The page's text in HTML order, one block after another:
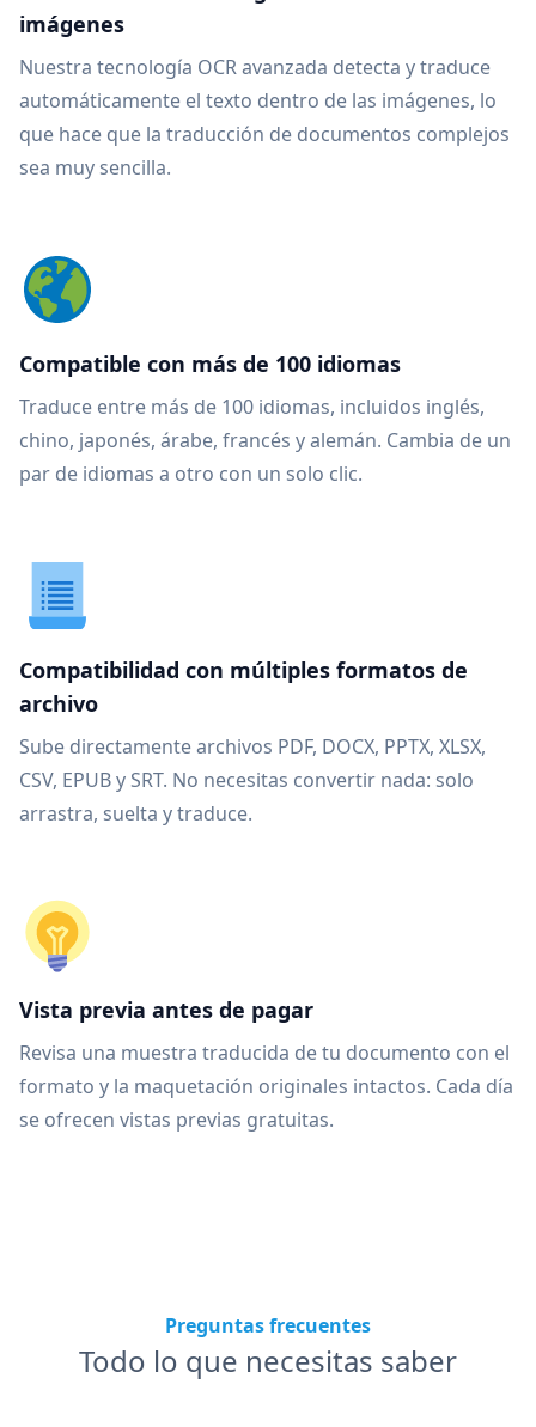
imágenes
Nuestra tecnología OCR avanzada detecta y traduce
automáticamente el texto dentro de las imágenes, lo
que hace que la traducción de documentos complejos
sea muy sencilla.
Compatible con más de 100 idiomas
Traduce entre más de 100 idiomas, incluidos inglés,
chino, japonés, árabe, francés y alemán. Cambia de un
par de idiomas a otro con un solo clic.
Compatibilidad con múltiples formatos de
archivo
Sube directamente archivos PDF, DOCX, PPTX, XLSX,
CSV, EPUB y SRT. No necesitas convertir nada: solo
arrastra, suelta y traduce.
Vista previa antes de pagar
Revisa una muestra traducida de tu documento con el
formato y la maquetación originales intactos. Cada día
se ofrecen vistas previas gratuitas.
Preguntas frecuentes
Todo lo que necesitas saber